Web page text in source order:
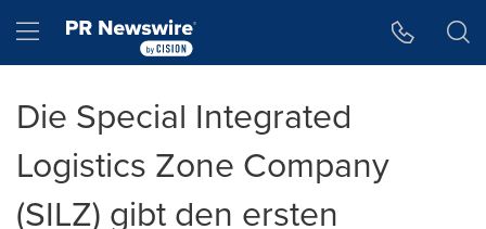
Hamburger menu
Die Special Integrated
Logistics Zone Company
(SILZ) gibt den ersten